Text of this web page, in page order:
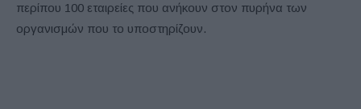
περίπου 100 εταιρείες που ανήκουν στον πυρήνα των
οργανισμών που το υποστηρίζουν.